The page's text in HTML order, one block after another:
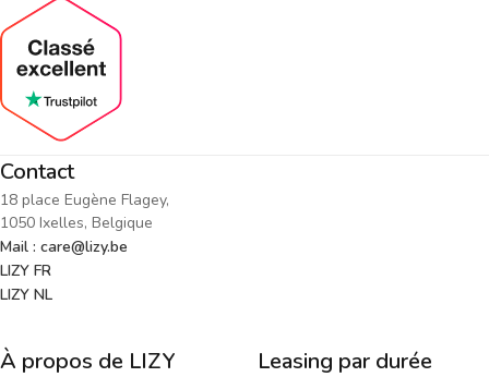
Contact
18 place Eugène Flagey,
1050 Ixelles, Belgique
Mail : care@lizy.be
LIZY FR
LIZY NL
À propos de LIZY Leasing par durée